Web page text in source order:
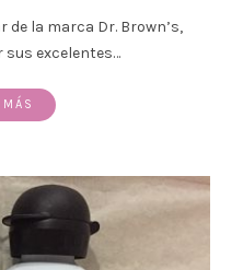
de la marca Dr. Brown’s,
sus excelentes…
MÁS